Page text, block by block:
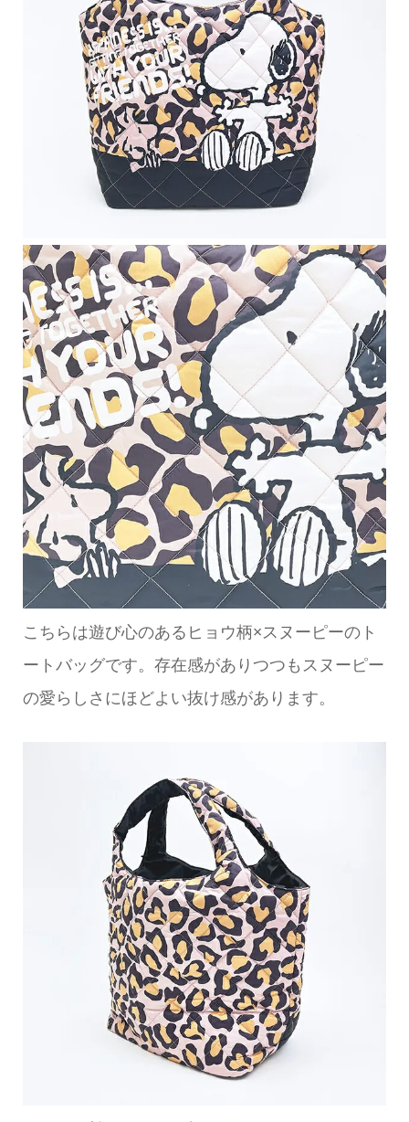
こちらは遊び心のあるヒョウ柄×スヌーピーのト
ートバッグです。存在感がありつつもスヌーピー
の愛らしさにほどよい抜け感があります。